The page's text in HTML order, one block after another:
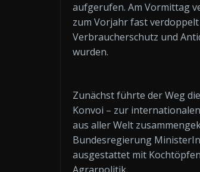
aufgerufen. Am Vormittag
zum Vorjahr fast
Verbraucherschutz und
wurden.
Zunächst führte der Weg
Konvoi – zur
aus aller Welt
Bundesregierung
ausgestattet mit